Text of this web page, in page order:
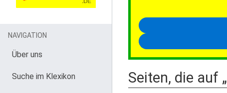
Seiten, die auf
NAVIGATION
Über uns
Suche im Klexikon